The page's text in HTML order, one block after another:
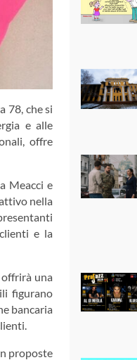
78, che si
e alle
offre
Meacci e
nella
e la
una
figurano
bancaria
proposte